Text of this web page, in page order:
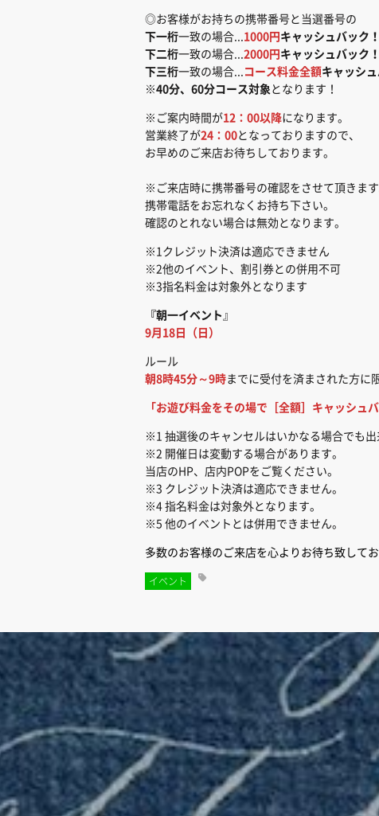
◎お客様がお持ちの携帯番号と当選番号の
下一桁一致の場合... 1000円 キャッシュバック！
下二桁一致の場合... 2000円 キャッシュバック！
下三桁一致の場合... コース料金全額キャッシュ
※40分、60分コース対象 となります！
※ご案内時間が12：00以降になります。
営業終了が24：00となっておりますので、
お早めのご来店お待ちしております。
※ご来店時に携帯番号の確認をさせて頂きます
携帯電話をお忘れなくお持ち下さい。
確認のとれない場合は無効となります。
※1クレジット決済は適応できません
※2他のイベント、割引券との併用不可
※3指名料金は対象外となります
『朝一イベント 』
9月18日（日）
ルール
朝8時45分～9時までに受付を済まされた方に
「お遊び料金をその場で［全額］キャッシュバ
※1 抽選後のキャンセルはいかなる場合でも出
※2 開催日は変動する場合があります。
当店のHP、店内POPをご覧ください。
※3 クレジット決済は適応できません。
※4 指名料金は対象外となります。
※5 他のイベントとは併用できません。
多数のお客様のご来店を心よりお待ち致してお
イベント